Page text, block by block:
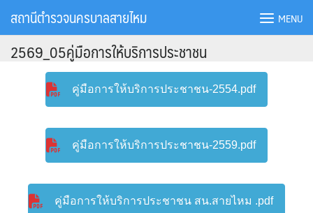
สถานีตำรวจนครบาลสายไหม MENU
2569_05คู่มือการให้บริการประชาชน
คู่มือการให้บริการประชาชน-2554.pdf
คู่มือการให้บริการประชาชน-2559.pdf
คู่มือการให้บริการประชาชน สน.สายไหม .pdf